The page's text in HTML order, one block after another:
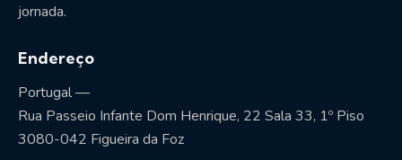
jornada.
Endereço
Portugal —
Rua Passeio Infante Dom Henrique, 22 Sala 33, 1º Piso
3080-042 Figueira da Foz